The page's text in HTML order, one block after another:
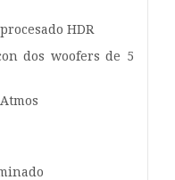
HDR
dos woofers de 5